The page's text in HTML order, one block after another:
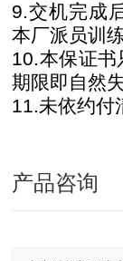
9.交机完成
本厂派员训练
10.本保证书
期限即自然失
11.未依约付
产品咨询